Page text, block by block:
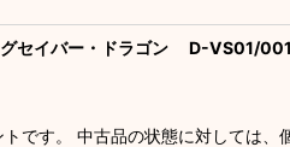
グセイバー・ドラゴン D-VS01/001
です。 中古品の状態に対しては